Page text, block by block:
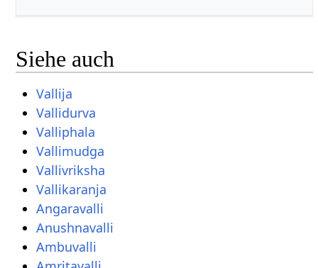
Siehe auch
Vallija
Vallidurva
Valliphala
Vallimudga
Vallivriksha
Vallikaranja
Angaravalli
Anushnavalli
Ambuvalli